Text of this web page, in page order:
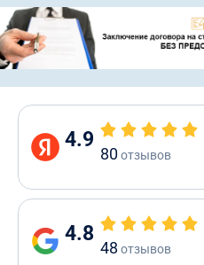
4.9
80отзывов
4.8
48 отзывов